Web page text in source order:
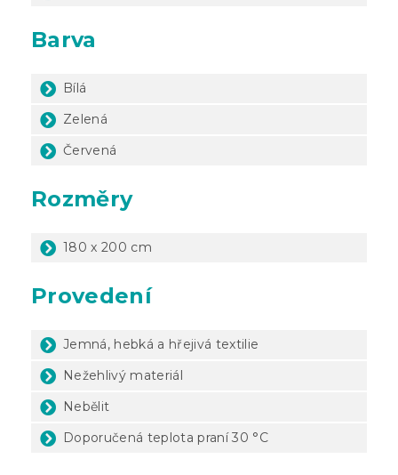
Barva
Bílá
Zelená
Červená
Rozměry
180 x 200 cm
Provedení
Jemná, hebká a hřejivá textilie
Nežehlivý materiál
Nebělit
Doporučená teplota praní 30 °C